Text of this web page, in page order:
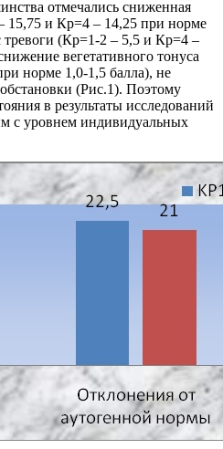
отмечались сниженная
15,75 и Кр=4 – 14,25 при норме
(Кр=1-2 – 5,5 и Кр=4 –
вегетативного тонуса
норме 1,0-1,5 балла), не
(Рис.1). Поэтому
в результаты исследований
с уровнем индивидуальных